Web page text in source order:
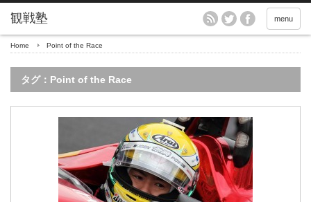
menu
Home Point of the Race
タグ：Point of the Race